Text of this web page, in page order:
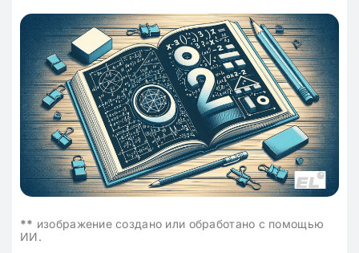
** изображение создано или обработано с помощью
ИИ.